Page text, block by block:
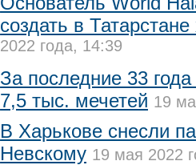
создать в
2022 года, 14:39
За последние 33
7,5 тыс. мечетей 19
В Харькове снесли
Невскому 19 мая 2022